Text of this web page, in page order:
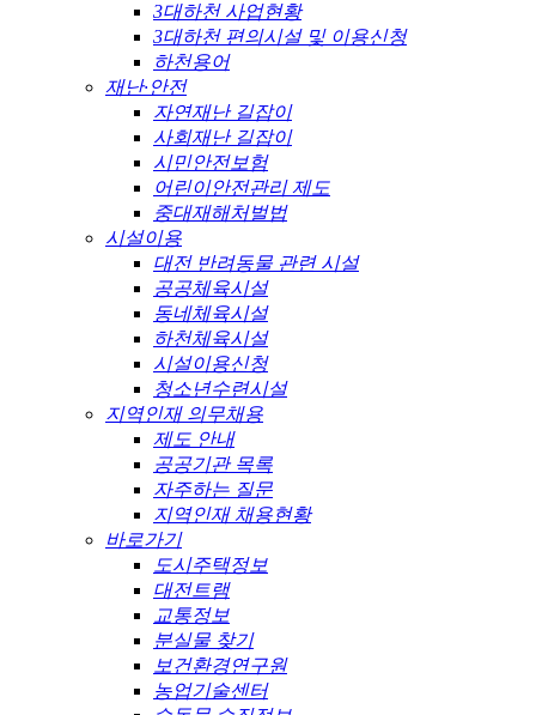
3대하천 사업현황
3대하천 편의시설 및 이용신청
하천용어
재난·안전
자연재난 길잡이
사회재난 길잡이
시민안전보험
어린이안전관리 제도
중대재해처벌법
시설이용
대전 반려동물 관련 시설
공공체육시설
동네체육시설
하천체육시설
시설이용신청
청소년수련시설
지역인재 의무채용
제도 안내
공공기관 목록
자주하는 질문
지역인재 채용현황
바로가기
도시주택정보
대전트램
교통정보
분실물 찾기
보건환경연구원
농업기술센터